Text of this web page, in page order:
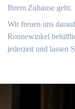
Ihrem Zuhause geht.​
Wir freuen uns
Ronnewinkel
jederzeit und lassen